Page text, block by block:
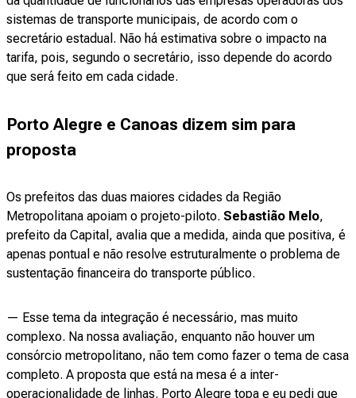
sistemas de transporte municipais, de acordo com o
secretário estadual. Não há estimativa sobre o impacto na
tarifa, pois, segundo o secretário, isso depende do acordo
que será feito em cada cidade.
Porto Alegre e Canoas dizem sim para
proposta
Os prefeitos das duas maiores cidades da Região
Metropolitana apoiam o projeto-piloto. Sebastião Melo,
prefeito da Capital, avalia que a medida, ainda que positiva, é
apenas pontual e não resolve estruturalmente o problema de
sustentação financeira do transporte público.
— Esse tema da integração é necessário, mas muito
complexo. Na nossa avaliação, enquanto não houver um
consórcio metropolitano, não tem como fazer o tema de casa
completo. A proposta que está na mesa é a inter-
operacionalidade de linhas. Porto Alegre topa e eu pedi que